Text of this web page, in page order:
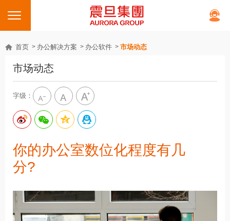
首页 办公解决方案 办公软件 市场动态
市场动态
字级：
你的办公室数位化程度有几
分?